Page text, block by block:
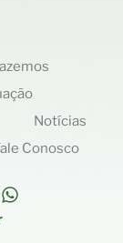
Notícias
Conosco